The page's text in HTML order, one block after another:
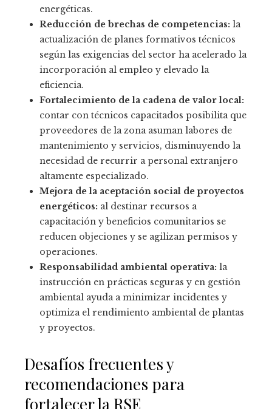
energéticas.
Reducción de brechas de competencias: la
actualización de planes formativos técnicos
según las exigencias del sector ha acelerado la
incorporación al empleo y elevado la
eficiencia.
Fortalecimiento de la cadena de valor local:
contar con técnicos capacitados posibilita que
proveedores de la zona asuman labores de
mantenimiento y servicios, disminuyendo la
necesidad de recurrir a personal extranjero
altamente especializado.
Mejora de la aceptación social de proyectos
energéticos: al destinar recursos a
capacitación y beneficios comunitarios se
reducen objeciones y se agilizan permisos y
operaciones.
Responsabilidad ambiental operativa: la
instrucción en prácticas seguras y en gestión
ambiental ayuda a minimizar incidentes y
optimiza el rendimiento ambiental de plantas
y proyectos.
Desafíos frecuentes y
recomendaciones para
fortalecer la RSE